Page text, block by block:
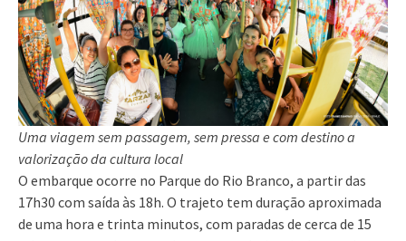
Uma viagem sem passagem, sem pressa e com destino a
valorização da cultura local
O embarque ocorre no Parque do Rio Branco, a partir das
17h30 com saída às 18h. O trajeto tem duração aproximada
de uma hora e trinta minutos, com paradas de cerca de 15